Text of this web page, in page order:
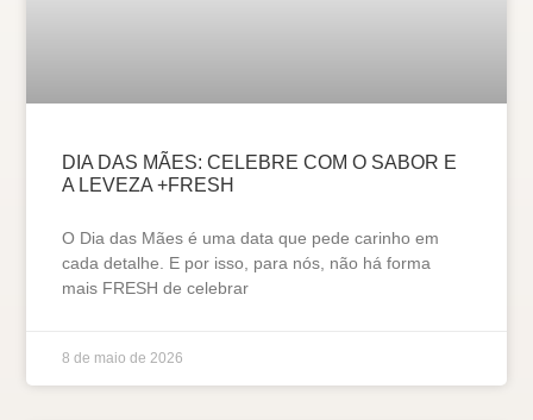
DIA DAS MÃES: CELEBRE COM O SABOR E
A LEVEZA +FRESH
O Dia das Mães é uma data que pede carinho em
cada detalhe. E por isso, para nós, não há forma
mais FRESH de celebrar
8 de maio de 2026